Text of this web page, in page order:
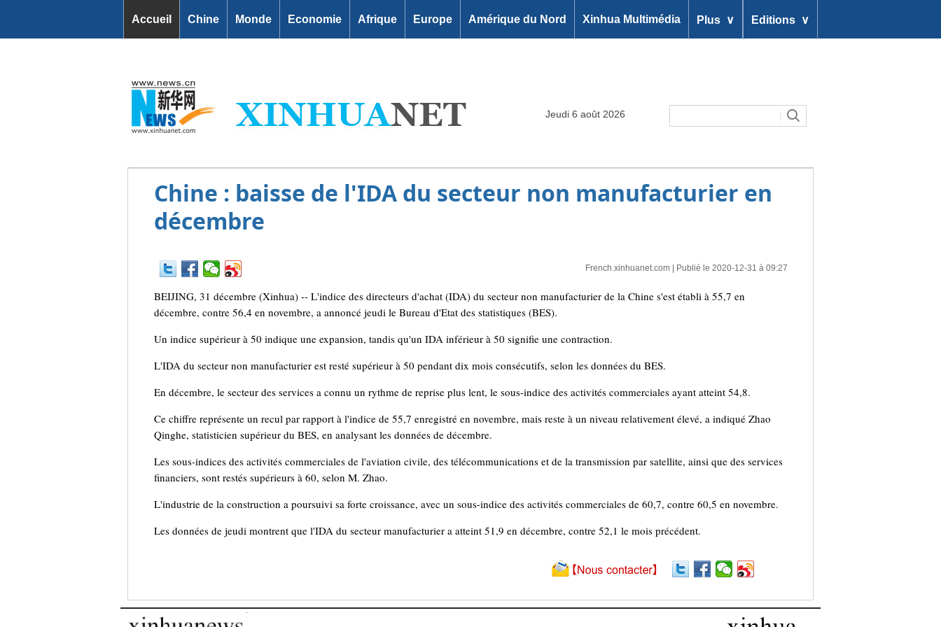
Accueil Chine Monde Economie Afrique Europe Amérique du Nord Xinhua Multimédia Plus ∨ Editions ∨
Jeudi 6 août 2026
Chine : baisse de l'IDA du secteur non manufacturier en
décembre
French.xinhuanet.com| Publié le 2020-12-31 à 09:27
BEIJING, 31 décembre (Xinhua) -- L'indice des directeurs d'achat (IDA) du secteur non manufacturier de la Chine s'est établi à 55,7 en
décembre, contre 56,4 en novembre, a annoncé jeudi le Bureau d'Etat des statistiques (BES).
Un indice supérieur à 50 indique une expansion, tandis qu'un IDA inférieur à 50 signifie une contraction.
L'IDA du secteur non manufacturier est resté supérieur à 50 pendant dix mois consécutifs, selon les données du BES.
En décembre, le secteur des services a connu un rythme de reprise plus lent, le sous-indice des activités commerciales ayant atteint 54,8.
Ce chiffre représente un recul par rapport à l'indice de 55,7 enregistré en novembre, mais reste à un niveau relativement élevé, a indiqué Zhao
Qinghe, statisticien supérieur du BES, en analysant les données de décembre.
Les sous-indices des activités commerciales de l'aviation civile, des télécommunications et de la transmission par satellite, ainsi que des services
financiers, sont restés supérieurs à 60, selon M. Zhao.
L'industrie de la construction a poursuivi sa forte croissance, avec un sous-indice des activités commerciales de 60,7, contre 60,5 en novembre.
Les données de jeudi montrent que l'IDA du secteur manufacturier a atteint 51,9 en décembre, contre 52,1 le mois précédent.